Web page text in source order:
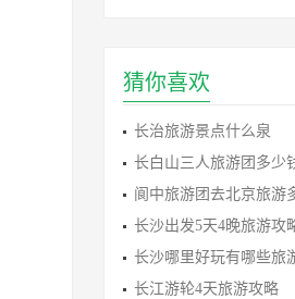
猜你喜欢
长治旅游景点什么泉
长白山三人旅游团多少
阆中旅游团去北京旅游
长沙出发5天4晚旅游攻
长沙哪里好玩有哪些旅
长江游轮4天旅游攻略